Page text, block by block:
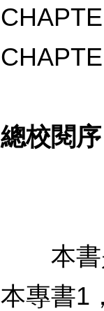
總校閱序
本書是
本專書1